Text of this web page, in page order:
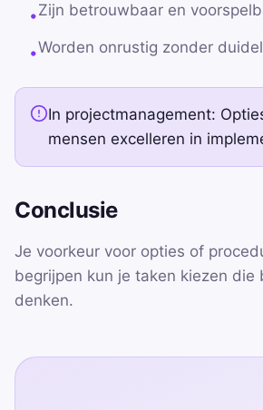
•Zijn betrouwbaar en
•Worden onrustig zonder
In projectmanagement:
mensen excelleren in
Conclusie
Je voorkeur voor opties of
begrijpen kun je taken kiezen
denken.